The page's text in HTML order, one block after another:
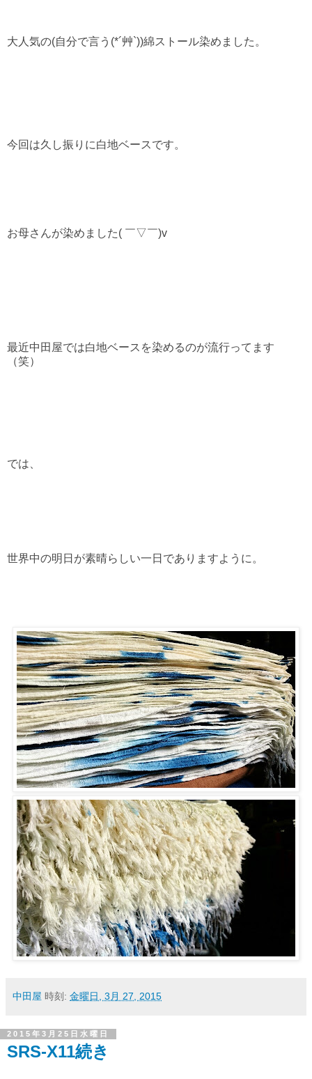
大人気の(自分で言う(*´艸`))綿ストール染めました。
今回は久し振りに白地ベースです。
お母さんが染めました( ￣▽￣)v
最近中田屋では白地ベースを染めるのが流行ってます
（笑）
では、
世界中の明日が素晴らしい一日でありますように。
中田屋 時刻: 金曜日, 3月 27, 2015
2015年3月25日水曜日
SRS-X11続き